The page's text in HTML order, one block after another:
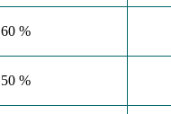
60 %
50 %